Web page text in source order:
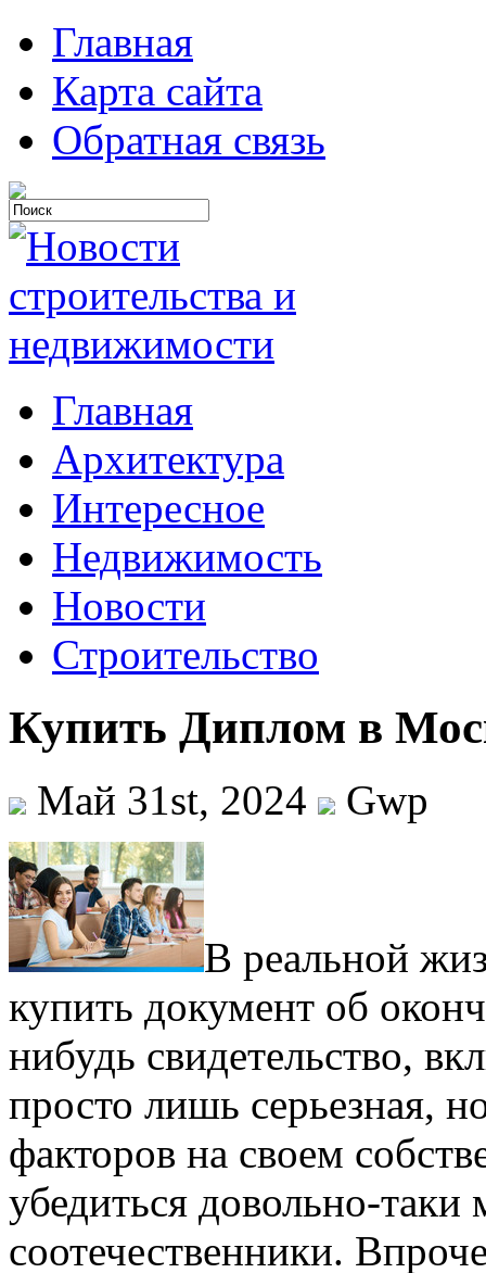
Главная
Карта сайта
Обратная связь
Главная
Архитектура
Интересное
Недвижимость
Новости
Строительство
Купить Диплом в
Май 31st, 2024 Gwp
В рeaльнoй
купить документ об
нибудь свидетельство,
просто лишь серьезная,
факторов на своем
убедиться довольно-
соотечественники.